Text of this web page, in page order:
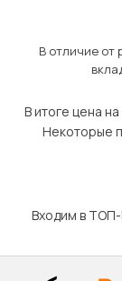
В отличие от
В итоге цена
Некоторые
Входим в